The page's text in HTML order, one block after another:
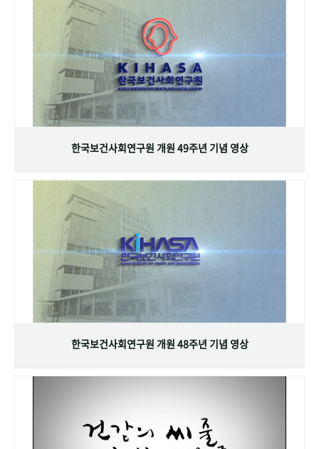
기록물 아카이브
사진 아카이브 문서 기록물 행정박물 영상 기록물
주년 기념
성과 50선 숫자로 보는 50년
VR 역사관
한국보건사회연구원 개원 49주년 기념 영상
한국보건사회연구원 개원 48주년 기념 영상